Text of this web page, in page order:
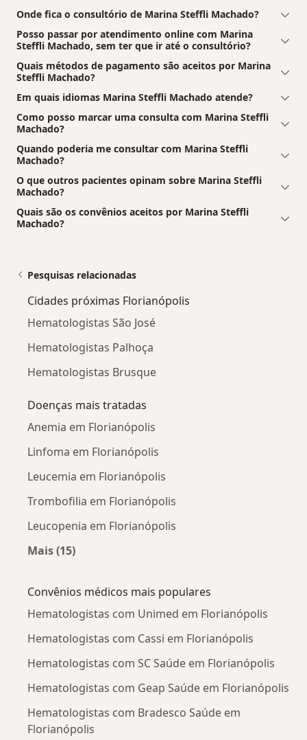
Onde fica o consultório de Marina Steffli Machado?
Posso passar por atendimento online com Marina
Steffli Machado, sem ter que ir até o consultório?
Quais métodos de pagamento são aceitos por Marina
Steffli Machado?
Em quais idiomas Marina Steffli Machado atende?
Como posso marcar uma consulta com Marina Steffli
Machado?
Quando poderia me consultar com Marina Steffli
Machado?
O que outros pacientes opinam sobre Marina Steffli
Machado?
Quais são os convênios aceitos por Marina Steffli
Machado?
Pesquisas relacionadas
Cidades próximas Florianópolis
Hematologistas São José
Hematologistas Palhoça
Hematologistas Brusque
Doenças mais tratadas
Anemia em Florianópolis
Linfoma em Florianópolis
Leucemia em Florianópolis
Trombofilia em Florianópolis
Leucopenia em Florianópolis
Mais (15)
Convênios médicos mais populares
Hematologistas com Unimed em Florianópolis
Hematologistas com Cassi em Florianópolis
Hematologistas com SC Saúde em Florianópolis
Hematologistas com Geap Saúde em Florianópolis
Hematologistas com Bradesco Saúde em
Florianópolis